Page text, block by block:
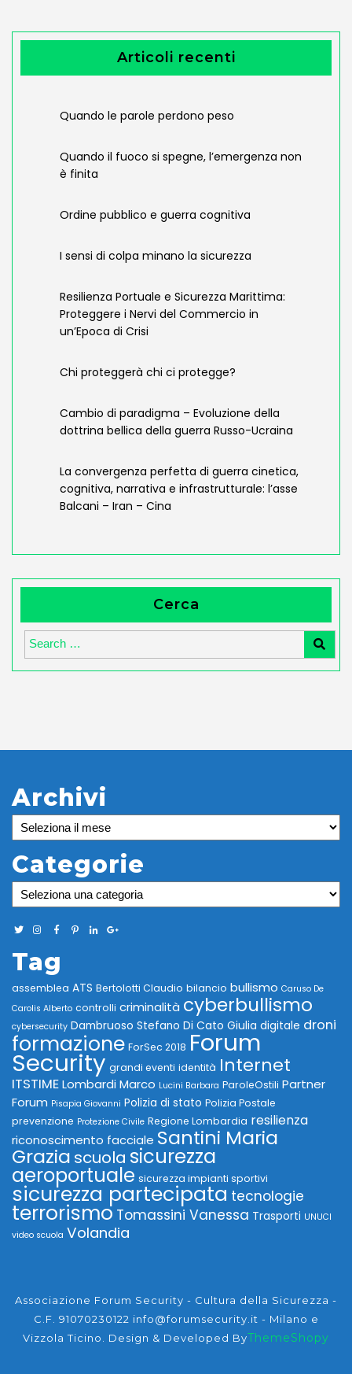
Articoli recenti
Quando le parole perdono peso
Quando il fuoco si spegne, l’emergenza non
è finita
Ordine pubblico e guerra cognitiva
I sensi di colpa minano la sicurezza
Resilienza Portuale e Sicurezza Marittima:
Proteggere i Nervi del Commercio in
un’Epoca di Crisi
Chi proteggerà chi ci protegge?
Cambio di paradigma – Evoluzione della
dottrina bellica della guerra Russo-Ucraina
La convergenza perfetta di guerra cinetica,
cognitiva, narrativa e infrastrutturale: l’asse
Balcani – Iran – Cina
Cerca
Archivi
Archivi
Categorie
Categorie
Tag
assemblea ATS Bertolotti Claudio bilancio bullismo Caruso De
Carolis Alberto controlli criminalità cyberbullismo
cybersecurity Dambruoso Stefano Di Cato Giulia digitale droni
formazione ForSec 2018 Forum
Security grandi eventi identità Internet
ITSTIMELombardi Marco Lucini Barbara ParoleOstili Partner
Forum Pisapia Giovanni Polizia di stato Polizia Postale
prevenzione Protezione Civile Regione Lombardia resilienza
riconoscimento facciale Santini Maria
Grazia scuola sicurezza
aeroportuale sicurezza impianti sportivi
sicurezza partecipata tecnologie
terrorismo Tomassini Vanessa Trasporti UNUCI
video scuola Volandia
Associazione Forum Security - Cultura della Sicurezza -
C.F. 91070230122 info@forumsecurity.it - Milano e
Vizzola Ticino.
Design & Developed ByThemeShopy